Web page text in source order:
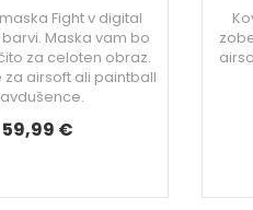
Fight v digital
Maska vam bo
za celoten obraz.
za airsoft ali paintball
59,99 €